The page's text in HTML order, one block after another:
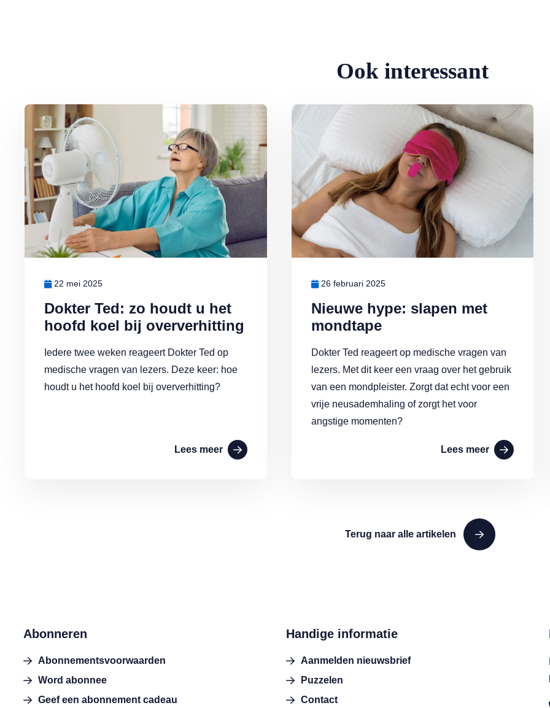
Ook interessant
Dokter Ted: zo houdt u het
hoofd koel bij oververhitting
22 mei 2025
Iedere twee weken reageert Dokter Ted op
medische vragen van lezers. Deze keer: hoe
houdt u het hoofd koel bij oververhitting?
Lees meer
Lees meer over Dokter Ted: zo houdt u het hoofd koel bij oververhitting
Nieuwe hype: slapen met
mondtape
26 februari 2025
Dokter Ted reageert op medische vragen van
lezers. Met dit keer een vraag over het gebruik
van een mondpleister. Zorgt dat echt voor een
vrije neusademhaling of zorgt het voor
angstige momenten?
Lees meer
Lees meer over Nieuwe hype: slapen met mondtape
Terug naar alle artikelen
Abonneren
Abonnementsvoorwaarden
Word abonnee
Geef een abonnement cadeau
Handige informatie
Aanmelden nieuwsbrief
Puzzelen
Contact